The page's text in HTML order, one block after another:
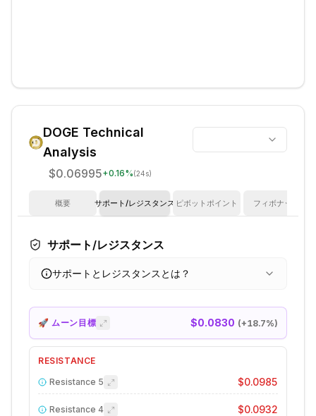
DOGE Technical
Analysis
$0.06995+0.16%(24s)
概要 サポート/レジスタンス ピボットポイント フィボナッチ
サポート/レジスタンス
サポートとレジスタンスとは？
🚀 ムーン目標 $0.0830 (+18.7%)
RESISTANCE
Resistance 5 $0.0985
Resistance 4 $0.0932